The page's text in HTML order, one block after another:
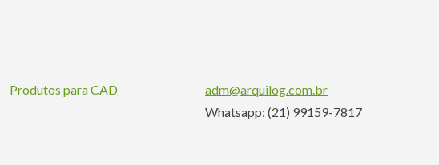
Produtos para CAD
adm@arquilog.com.br
Whatsapp: (21) 99159-7817